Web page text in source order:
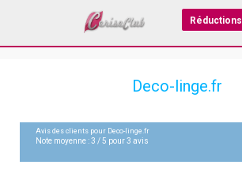
Réductions
Deco-linge.fr
Avis des clients pour Deco-linge.fr
Note moyenne :3 /5 pour3 avis